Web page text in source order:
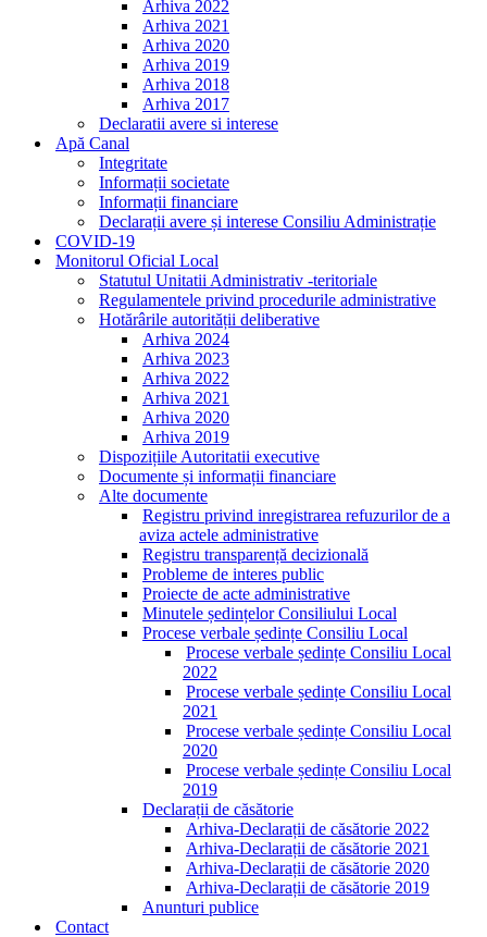
Arhiva 2022
Arhiva 2021
Arhiva 2020
Arhiva 2019
Arhiva 2018
Arhiva 2017
Declaratii avere si interese
Apă Canal
Integritate
Informații societate
Informații financiare
Declarații avere și interese Consiliu Administrație
COVID-19
Monitorul Oficial Local
Statutul Unitatii Administrativ -teritoriale
Regulamentele privind procedurile administrative
Hotărârile autorității deliberative
Arhiva 2024
Arhiva 2023
Arhiva 2022
Arhiva 2021
Arhiva 2020
Arhiva 2019
Dispozițiile Autoritatii executive
Documente și informații financiare
Alte documente
Registru privind inregistrarea refuzurilor de a
aviza actele administrative
Registru transparență decizională
Probleme de interes public
Proiecte de acte administrative
Minutele ședințelor Consiliului Local
Procese verbale ședințe Consiliu Local
Procese verbale ședințe Consiliu Local
2022
Procese verbale ședințe Consiliu Local
2021
Procese verbale ședințe Consiliu Local
2020
Procese verbale ședințe Consiliu Local
2019
Declarații de căsătorie
Arhiva-Declarații de căsătorie 2022
Arhiva-Declarații de căsătorie 2021
Arhiva-Declarații de căsătorie 2020
Arhiva-Declarații de căsătorie 2019
Anunturi publice
Contact